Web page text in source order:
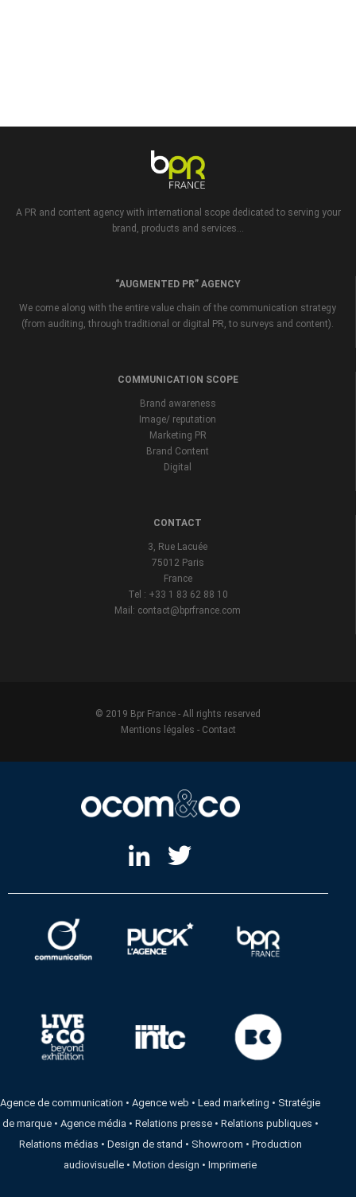
A PR and content agency with international scope dedicated to serving your
brand, products and services...
“AUGMENTED PR” AGENCY
We come along with the entire value chain of the communication strategy
(from auditing, through traditional or digital PR, to surveys and content).
COMMUNICATION SCOPE
Brand awareness
Image/ reputation
Marketing PR
Brand Content
Digital
CONTACT
3, Rue Lacuée
75012 Paris
France
Tel : +33 1 83 62 88 10
Mail: contact@bprfrance.com
© 2019 Bpr France - All rights reserved
Mentions légales - Contact
Agence de communication •Agence web •Lead marketing • Stratégie
de marque• Agence média • Relations presse• Relations publiques •
Relations médias • Design de stand • Showroom • Production
audiovisuelle •Motion design •Imprimerie